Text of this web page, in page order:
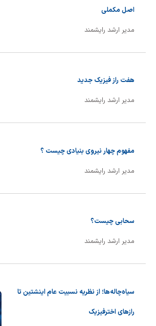
اصل مکملی
مدیر ارشد رایشمند
هفت راز فیزیک جدید
مدیر ارشد رایشمند
مفهوم چهار نیروی بنیادی چیست ؟
مدیر ارشد رایشمند
سحابی چیست؟
مدیر ارشد رایشمند
سیاه‌چاله‌ها؛ از نظریه نسبیت عام اینشتین تا
رازهای اخترفیزیک